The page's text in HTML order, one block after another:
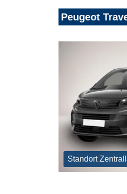
Peugeot
Standort